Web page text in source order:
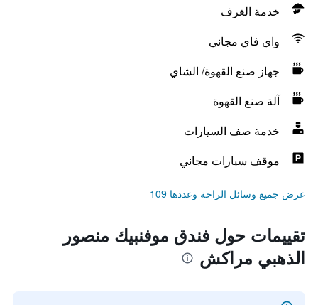
خدمة الغرف
واي فاي مجاني
جهاز صنع القهوة/ الشاي
آلة صنع القهوة
خدمة صف السيارات
موقف سيارات مجاني
عرض جميع وسائل الراحة وعددها 109
تقييمات حول فندق موفنبيك منصور
الذهبي مراكش